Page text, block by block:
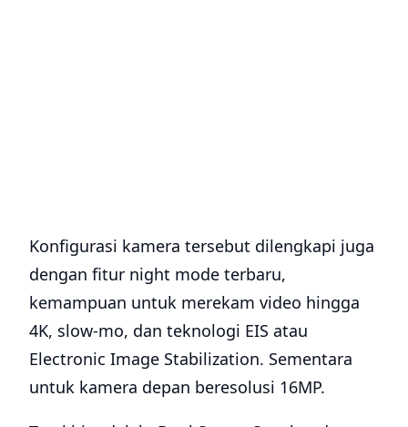
Konfigurasi kamera tersebut dilengkapi juga
dengan fitur night mode terbaru,
kemampuan untuk merekam video hingga
4K, slow-mo, dan teknologi EIS atau
Electronic Image Stabilization. Sementara
untuk kamera depan beresolusi 16MP.